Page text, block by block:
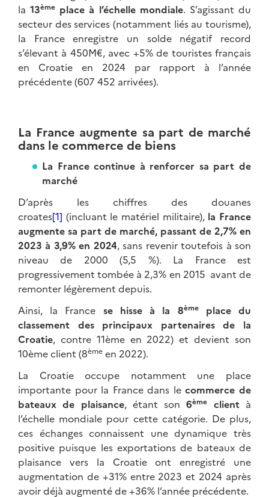
la13ème place à l’échelle mondiale. S’agissant du
secteur des services (notamment liés au tourisme),
la France enregistre un solde négatif record
s’élevant à 450M€, avec +5% de touristes français
en Croatie en 2024 par rapport à l’année
précédente (607 452 arrivées).
La France augmente sa part de marché
dans le commerce de biens
La France continue à renforcer sa part de
marché
D’après les chiffres des douanes
croates[1] (incluant le matériel militaire), la France
augmente sa part de marché, passant de 2,7% en
2023 à 3,9% en 2024, sans revenir toutefois à son
niveau de 2000 (5,5 %). La France est
progressivement tombée à 2,3% en 2015 avant de
remonter légèrement depuis.
Ainsi, la France se hisse à la 8èmeplace du
classement des principaux partenaires de la
Croatie, contre 11ème en 2022) et devient son
10ème client (8ème en 2022).
La Croatie occupe notamment une place
importante pour la France dans lecommerce de
bateaux de plaisance, étant son6ème clientà
l’échelle mondiale pour cette catégorie. De plus,
ces échanges connaissent une dynamique très
positive puisque les exportations de bateaux de
plaisance vers la Croatie ont enregistré une
augmentation de +31% entre 2023 et 2024 après
avoir déjà augmenté de +36% l’année précédente.